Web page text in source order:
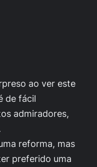
ao ver este
de fácil
admiradores,
reforma, mas
preferido uma